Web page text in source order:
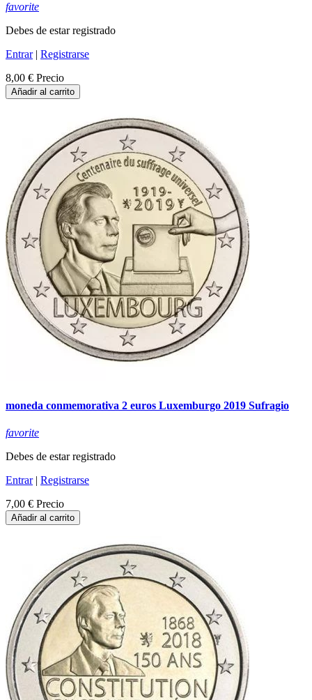
favorite
Debes de estar registrado
Entrar| Registrarse
8,00 € Precio
Añadir al carrito
moneda conmemorativa 2 euros Luxemburgo 2019 Sufragio
favorite
Debes de estar registrado
Entrar| Registrarse
7,00 € Precio
Añadir al carrito